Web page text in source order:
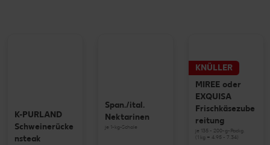
K-PURLAND
Schweinerücke
nsteak
Span./ital.
Nektarinen
je 1-kg-Schale
KNÜLLER
MIREE oder
EXQUISA
Frischkäsezube
reitung
je 135 - 200-g-Packg.
(1 kg = 4.95 - 7.34)